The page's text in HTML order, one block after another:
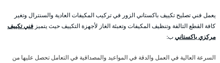
يعمل فني تصليح تكييف باكستاني الزور في تركيب المكيفات العادية والسنترال وتغير
كافة القطع التالفة وتنظيف المكيفات وتعبئة الغاز لأجهزة التكييف حيث يتميز فني تكييف
مركزي باكستانيب:
السرعة العالية في العمل والدقة في المواعيد والمصداقية في التعامل تحصل عليها من